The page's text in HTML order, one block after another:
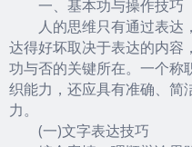
一、基本功与操作技巧
人的思维只有通过表达
达得好坏取决于表达的内容
功与否的关键所在。一个称
织能力，还应具有准确、简
力。
(一)文字表达技巧